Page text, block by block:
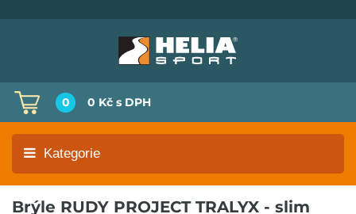
0 0 Kč s DPH
Kategorie
Brýle RUDY PROJECT TRALYX - slim